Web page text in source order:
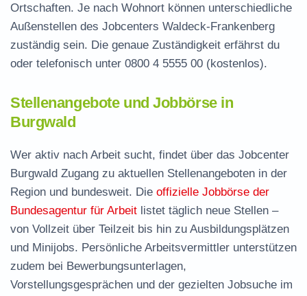
Ortschaften. Je nach Wohnort können unterschiedliche
Außenstellen des Jobcenters Waldeck-Frankenberg
zuständig sein. Die genaue Zuständigkeit erfährst du
oder telefonisch unter 0800 4 5555 00 (kostenlos).
Stellenangebote und Jobbörse in
Burgwald
Wer aktiv nach Arbeit sucht, findet über das Jobcenter
Burgwald Zugang zu aktuellen Stellenangeboten in der
Region und bundesweit. Die offizielle Jobbörse der
Bundesagentur für Arbeit listet täglich neue Stellen –
von Vollzeit über Teilzeit bis hin zu Ausbildungsplätzen
und Minijobs. Persönliche Arbeitsvermittler unterstützen
zudem bei Bewerbungsunterlagen,
Vorstellungsgesprächen und der gezielten Jobsuche im